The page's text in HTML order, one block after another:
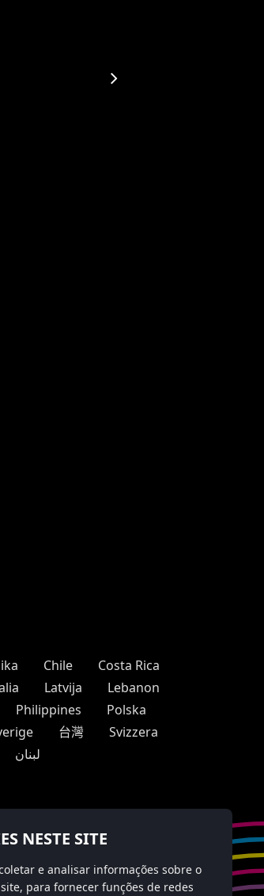
NESTE SITE
e analisar informações sobre o
para fornecer funções de redes
Chile
Costa Rica
Latvija
Lebanon
Philippines
Polska
台灣
Svizzera
لبنان